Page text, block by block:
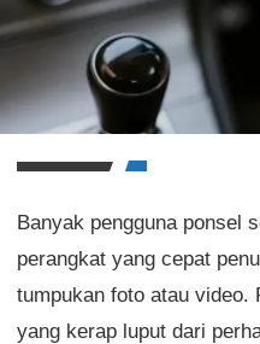
Banyak pengguna ponsel
perangkat yang cepat
tumpukan foto atau video.
yang kerap luput dari